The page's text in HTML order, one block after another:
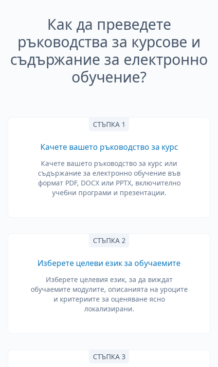
Как да преведете
ръководства за курсове и
съдържание за електронно
обучение?
СТЪПКА 1
Качете вашето ръководство за курс
Качете вашето ръководство за курс или
съдържание за електронно обучение във
формат PDF, DOCX или PPTX, включително
учебни програми и презентации.
СТЪПКА 2
Изберете целеви език за обучаемите
Изберете целевия език, за да виждат
обучаемите модулите, описанията на уроците
и критериите за оценяване ясно
локализирани.
СТЪПКА 3